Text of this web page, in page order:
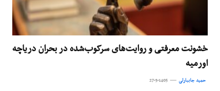
خشونت معرفتی و روایت‌های سرکوب‌شده در بحران دریاچه
اورمیه
حمید جاببارلی 27-3-1405